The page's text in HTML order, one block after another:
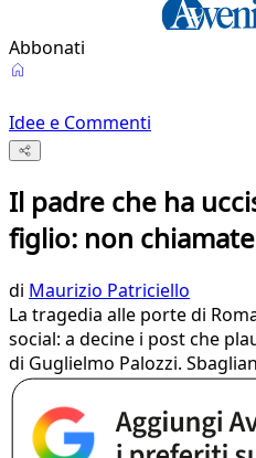
Abbonati
Idee e Commenti
Il padre che ha
figlio: non
di Maurizio Patriciello
La tragedia alle porte di
social: a decine i post che
di Guglielmo Palozzi.